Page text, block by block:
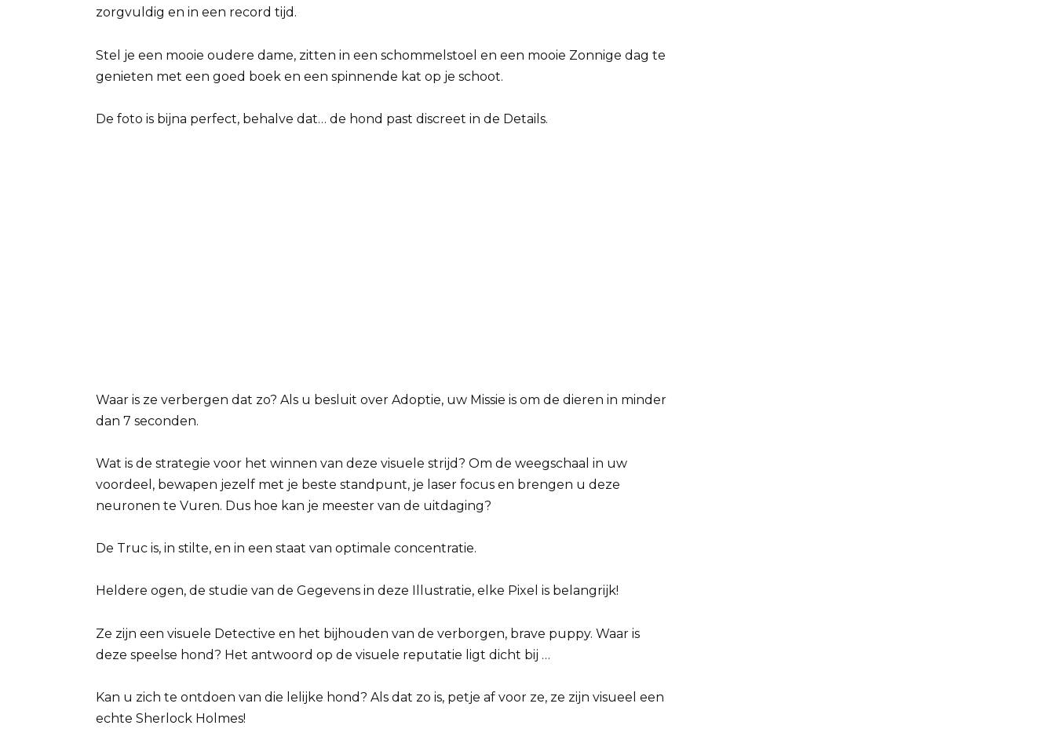
zorgvuldig en in een record tijd.
Stel je een mooie oudere dame, zitten in een schommelstoel en een mooie Zonnige dag te
genieten met een goed boek en een spinnende kat op je schoot.
De foto is bijna perfect, behalve dat… de hond past discreet in de Details.
Waar is ze verbergen dat zo? Als u besluit over Adoptie, uw Missie is om de dieren in minder
dan 7 seconden.
Wat is de strategie voor het winnen van deze visuele strijd? Om de weegschaal in uw
voordeel, bewapen jezelf met je beste standpunt, je laser focus en brengen u deze
neuronen te Vuren. Dus hoe kan je meester van de uitdaging?
De Truc is, in stilte, en in een staat van optimale concentratie.
Heldere ogen, de studie van de Gegevens in deze Illustratie, elke Pixel is belangrijk!
Ze zijn een visuele Detective en het bijhouden van de verborgen, brave puppy. Waar is
deze speelse hond? Het antwoord op de visuele reputatie ligt dicht bij …
Kan u zich te ontdoen van die lelijke hond? Als dat zo is, petje af voor ze, ze zijn visueel een
echte Sherlock Holmes!